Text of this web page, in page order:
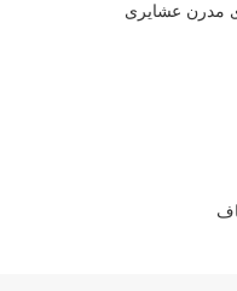
مدرن عشایری